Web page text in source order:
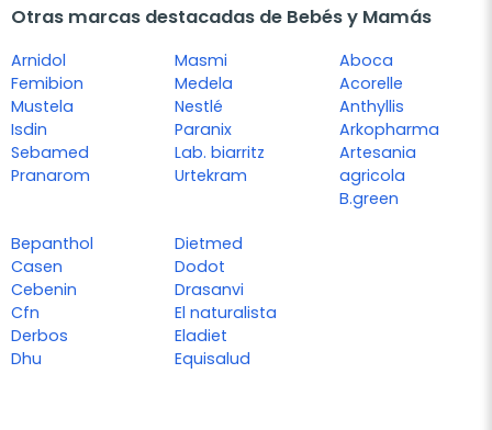
Otras marcas destacadas de Bebés y Mamás
Arnidol
Femibion
Mustela
Isdin
Sebamed
Pranarom
Masmi
Medela
Nestlé
Paranix
Lab. biarritz
Urtekram
Aboca
Acorelle
Anthyllis
Arkopharma
Artesania
agricola
B.green
Bepanthol
Casen
Cebenin
Cfn
Derbos
Dhu
Dietmed
Dodot
Drasanvi
El naturalista
Eladiet
Equisalud